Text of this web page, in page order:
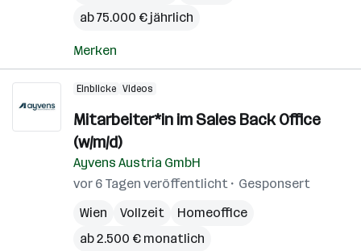
ab 75.000 € jährlich
Merken
Einblicke Videos
Mitarbeiter*in im Sales Back Office
(w/m/d)
Ayvens Austria GmbH
vor 6 Tagen veröffentlicht
Gesponsert
Wien
Vollzeit
Homeoffice
ab 2.500 € monatlich